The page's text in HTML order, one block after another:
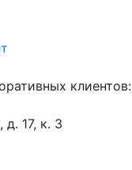
клиентов:
д. 17, к. 3